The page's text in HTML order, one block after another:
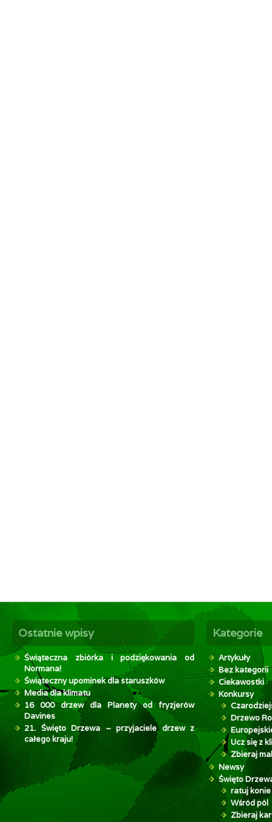
Ostatnie wpisy
Świąteczna zbiórka i podziękowania od
Normana!
Świąteczny upominek dla staruszków
Media dla klimatu
16 000 drzew dla Planety od fryzjerów
Davines
21. Święto Drzewa – przyjaciele drzew z
całego kraju!
Kategorie
Artykuły
Bez kategorii
Ciekawostki
Konkursy
Drzewo
Ucz się z
Zbieraj
Newsy
Święto
ratuj konie
Wśród pól
Zbieraj